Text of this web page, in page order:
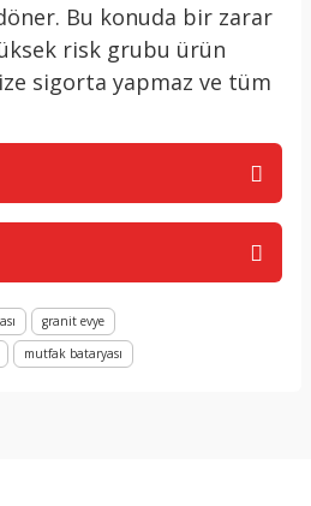
Bu konuda bir zarar
risk grubu ürün
sigorta yapmaz ve tüm
Yorum Yaz
granit evye
mutfak bataryası